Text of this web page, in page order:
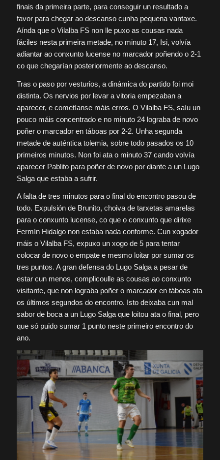
finais da primeira parte, para conseguir un resultado a
favor para chegar ao descanso cunha pequena vantaxe.
Aínda que o Vilalba FS non lle puxo as cousas nada
fáciles nesta primeira metade, no minuto 17, Isi, volvía
adiantar ao conxunto lucense no marcador poñendo o 2-1
co que chegarían posteriormente ao descanso.
Tras o paso por vesturios, a dinámica do partido foi moi
distinta. Os nervios por levar a vitoria empezaban a
aparecer, e cometíanse máis erros. O Vilalba FS, saíu un
pouco máis concentrado e no minuto 24 lograba de novo
poñer o marcador en táboas por 2-2. Unha segunda
metade de auténtica tolemia, sobre todo pasados os 10
primeiros minutos. Non foi ata o minuto 37 cando volvía
aparecer Pablito para poñer de novo por diante a un Lugo
Salga que estaba a sufrir.
A falta de tres minutos para o final do encontro pasou de
todo. Expulsión de Brunito, choiva de tarxetas amarelas
para o conxunto lucense, co que o conxunto que dirixe
Fermín Hidalgo non estaba nada conforme. Cun xogador
máis o Vilalba FS, expuxo un xogo de 5 para tentar
colocar de novo o empate e mesmo loitar por sumar os
tres puntos. A gran defensa do Lugo Salga a pesar de
estar cun menos, complicoulle as cousas ao conxunto
visitante, que non lograba poñer o marcador en táboas ata
os últimos segundos do encontro. Isto deixaba cun mal
sabor de boca a un Lugo Salga que loitou ata o final, pero
que só puido sumar 1 punto neste primeiro encontro do
ano.